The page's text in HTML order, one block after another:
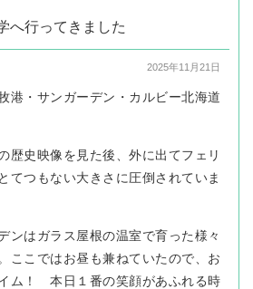
へ行ってきました
2025年11月21日
港・サンガーデン・カルビー北海道
歴史映像を見た後、外に出てフェリ
てつもない大きさに圧倒されていま
ンはガラス屋根の温室で育った様々
ここではお昼も兼ねていたので、お
ム！ 本日１番の笑顔があふれる時